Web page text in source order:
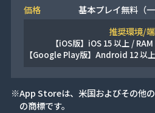
価格
基本プレイ無料（
推奨環境/
【iOS版】 iOS 15 以上 /
【Google Play版】 Android 12 以
※App Storeは、米国およびその他
の商標です。